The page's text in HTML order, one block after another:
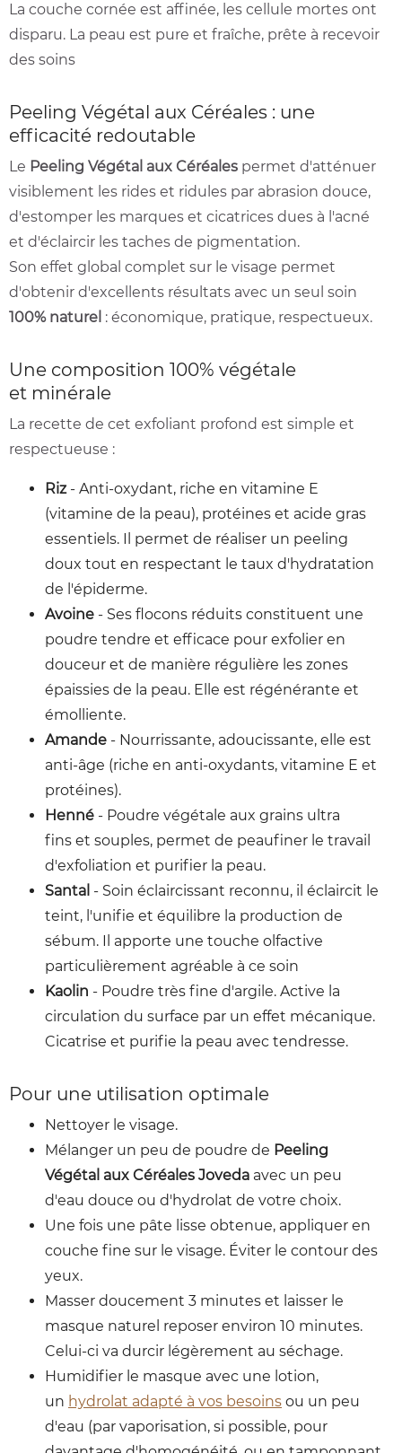
La couche cornée est affinée, les cellule mortes ont
disparu. La peau est pure et fraîche, prête à recevoir
des soins
Peeling Végétal aux Céréales : une
efficacité redoutable
Le Peeling Végétal aux Céréales permet d'atténuer
visiblement les rides et ridules par abrasion douce,
d'estomper les marques et cicatrices dues à l'acné
et d'éclaircir les taches de pigmentation.
Son effet global complet sur le visage permet
d'obtenir d'excellents résultats avec un seul soin
100% naturel : économique, pratique, respectueux.
Une composition 100% végétale
et minérale
La recette de cet exfoliant profond est simple et
respectueuse :
Riz - Anti-oxydant, riche en vitamine E
(vitamine de la peau), protéines et acide gras
essentiels. Il permet de réaliser un peeling
doux tout en respectant le taux d'hydratation
de l'épiderme.
Avoine - Ses flocons réduits constituent une
poudre tendre et efficace pour exfolier en
douceur et de manière régulière les zones
épaissies de la peau. Elle est régénérante et
émolliente.
Amande - Nourrissante, adoucissante, elle est
anti-âge (riche en anti-oxydants, vitamine E et
protéines).
Henné - Poudre végétale aux grains ultra
fins et souples, permet de peaufiner le travail
d'exfoliation et purifier la peau.
Santal - Soin éclaircissant reconnu, il éclaircit le
teint, l'unifie et équilibre la production de
sébum. Il apporte une touche olfactive
particulièrement agréable à ce soin
Kaolin - Poudre très fine d'argile. Active la
circulation du surface par un effet mécanique.
Cicatrise et purifie la peau avec tendresse.
Pour une utilisation optimale
Nettoyer le visage.
Mélanger un peu de poudre de Peeling
Végétal aux Céréales Joveda avec un peu
d'eau douce ou d'hydrolat de votre choix.
Une fois une pâte lisse obtenue, appliquer en
couche fine sur le visage. Éviter le contour des
yeux.
Masser doucement 3 minutes et laisser le
masque naturel reposer environ 10 minutes.
Celui-ci va durcir légèrement au séchage.
Humidifier le masque avec une lotion,
un hydrolat adapté à vos besoins ou un peu
d'eau (par vaporisation, si possible, pour